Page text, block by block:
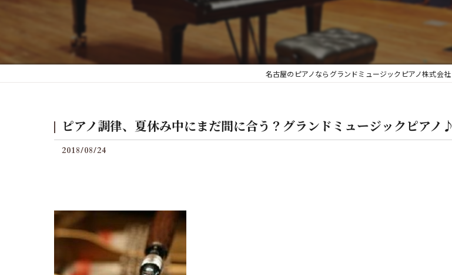
後付けグランフィールの料金
名古屋のピアノならグランドミュージックピアノ株式会社
ピアノ調律、夏休み中にまだ間に合う？グランドミュージックピアノ♪
2018/08/24